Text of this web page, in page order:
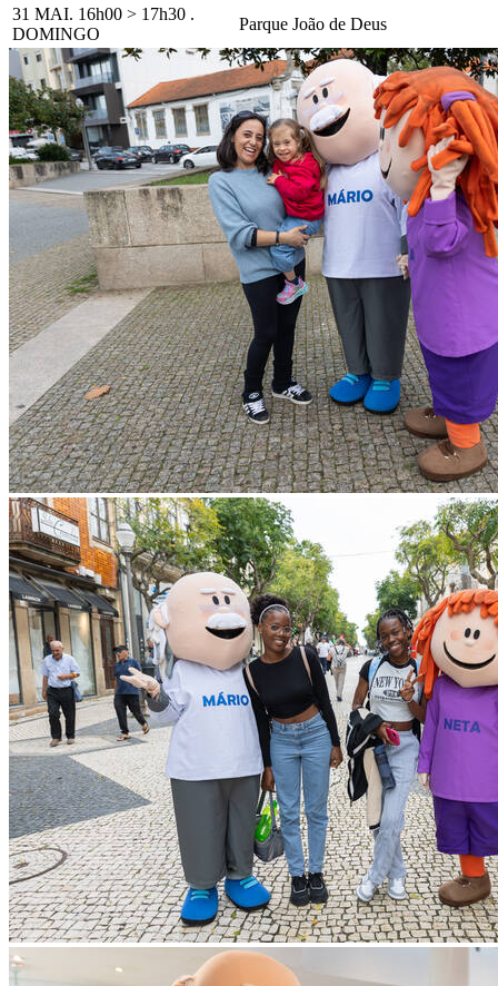
31 MAI. 16h00 > 17h30 .
DOMINGO
Parque João de Deus